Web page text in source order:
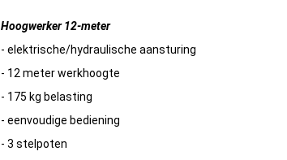
Hoogwerker 12-meter
- elektrische/hydraulische aansturing
- 12 meter werkhoogte
- 175 kg belasting
- eenvoudige bediening
- 3 stelpoten